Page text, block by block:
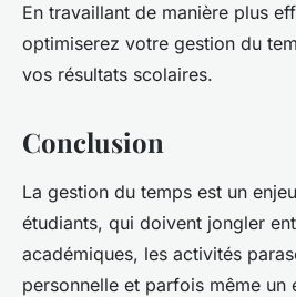
En travaillant de manière plus
optimiserez votre gestion du
vos résultats scolaires.
Conclusion
La gestion du temps est un
étudiants, qui doivent jongler
académiques, les activités
personnelle et parfois même un